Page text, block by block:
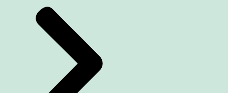
zitting
Als er groepszitting plaatsvindt kan er geen
individuele zitting in rekening gebracht
worden. Dit verduidelijken we in alle regels
voor de paramedische zorg voor 2026. Dit
geldt ook wanneer de zorgverlener tijdens
een groepszitting de patiënt voor een korte